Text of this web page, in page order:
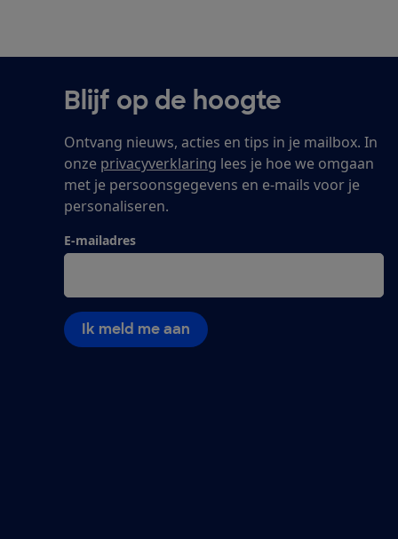
Blijf op de hoogte
Ontvang nieuws, acties en tips in je mailbox. In
onze privacyverklaring lees je hoe we omgaan
met je persoonsgegevens en e-mails voor je
personaliseren.
E-mailadres
Ik meld me aan